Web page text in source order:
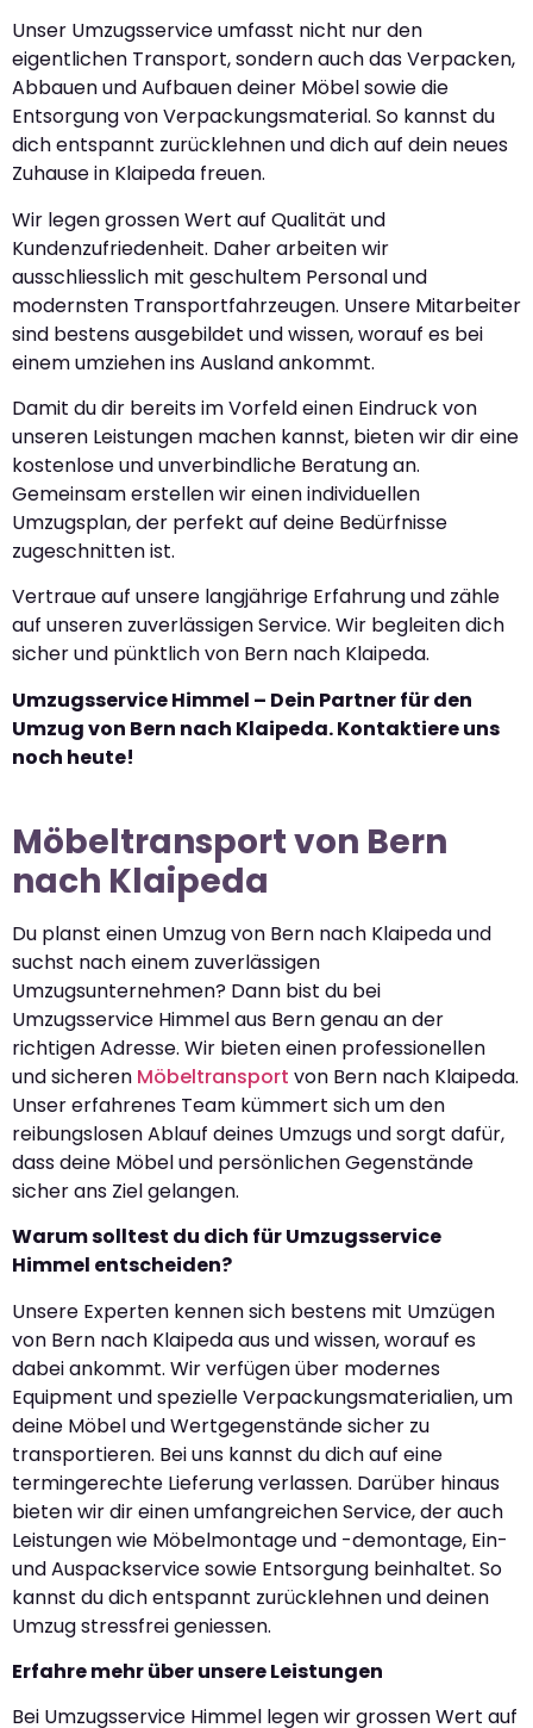
Unser Umzugsservice umfasst nicht nur den
eigentlichen Transport, sondern auch das Verpacken,
Abbauen und Aufbauen deiner Möbel sowie die
Entsorgung von Verpackungsmaterial. So kannst du
dich entspannt zurücklehnen und dich auf dein neues
Zuhause in Klaipeda freuen.
Wir legen grossen Wert auf Qualität und
Kundenzufriedenheit. Daher arbeiten wir
ausschliesslich mit geschultem Personal und
modernsten Transportfahrzeugen. Unsere Mitarbeiter
sind bestens ausgebildet und wissen, worauf es bei
einem umziehen ins Ausland ankommt.
Damit du dir bereits im Vorfeld einen Eindruck von
unseren Leistungen machen kannst, bieten wir dir eine
kostenlose und unverbindliche Beratung an.
Gemeinsam erstellen wir einen individuellen
Umzugsplan, der perfekt auf deine Bedürfnisse
zugeschnitten ist.
Vertraue auf unsere langjährige Erfahrung und zähle
auf unseren zuverlässigen Service. Wir begleiten dich
sicher und pünktlich von Bern nach Klaipeda.
Umzugsservice Himmel – Dein Partner für den
Umzug von Bern nach Klaipeda. Kontaktiere uns
noch heute!
Möbeltransport von Bern
nach Klaipeda
Du planst einen Umzug von Bern nach Klaipeda und
suchst nach einem zuverlässigen
Umzugsunternehmen? Dann bist du bei
Umzugsservice Himmel aus Bern genau an der
richtigen Adresse. Wir bieten einen professionellen
und sicheren Möbeltransport von Bern nach Klaipeda.
Unser erfahrenes Team kümmert sich um den
reibungslosen Ablauf deines Umzugs und sorgt dafür,
dass deine Möbel und persönlichen Gegenstände
sicher ans Ziel gelangen.
Warum solltest du dich für Umzugsservice
Himmel entscheiden?
Unsere Experten kennen sich bestens mit Umzügen
von Bern nach Klaipeda aus und wissen, worauf es
dabei ankommt. Wir verfügen über modernes
Equipment und spezielle Verpackungsmaterialien, um
deine Möbel und Wertgegenstände sicher zu
transportieren. Bei uns kannst du dich auf eine
termingerechte Lieferung verlassen. Darüber hinaus
bieten wir dir einen umfangreichen Service, der auch
Leistungen wie Möbelmontage und -demontage, Ein-
und Auspackservice sowie Entsorgung beinhaltet. So
kannst du dich entspannt zurücklehnen und deinen
Umzug stressfrei geniessen.
Erfahre mehr über unsere Leistungen
Bei Umzugsservice Himmel legen wir grossen Wert auf